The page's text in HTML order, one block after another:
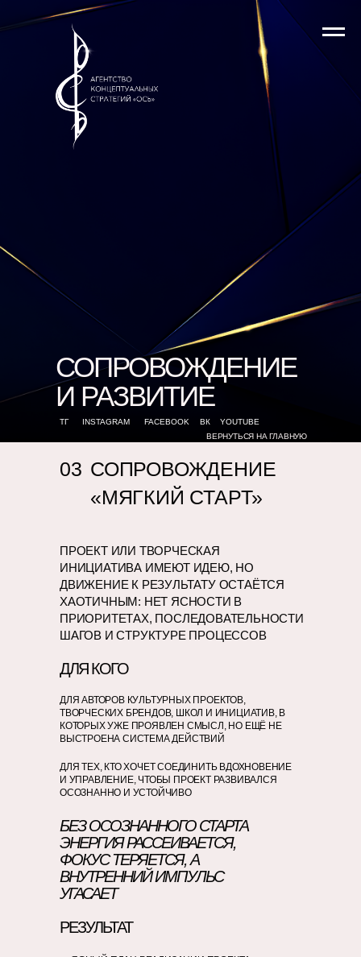
ВЕРНУТЬСЯ НА ГЛАВНУЮ
СОПРОВОЖДЕНИЕ
И РАЗВИТИЕ
FACEBOOK
INSTAGRAM
ТГ ВК YOUTUBE
СОПРОВОЖДЕНИЕ
«МЯГКИЙ СТАРТ»
03
ПРОЕКТ ИЛИ ТВОРЧЕСКАЯ
ИНИЦИАТИВА ИМЕЮТ ИДЕЮ, НО
ДВИЖЕНИЕ К РЕЗУЛЬТАТУ ОСТАЁТСЯ
ХАОТИЧНЫМ: НЕТ ЯСНОСТИ В
ПРИОРИТЕТАХ, ПОСЛЕДОВАТЕЛЬНОСТИ
ШАГОВ И СТРУКТУРЕ ПРОЦЕССОВ
БЕЗ ОСОЗНАННОГО СТАРТА
ЭНЕРГИЯ РАССЕИВАЕТСЯ,
ФОКУС ТЕРЯЕТСЯ, А
ВНУТРЕННИЙ ИМПУЛЬС
УГАСАЕТ
ДЛЯ КОГО
РЕЗУЛЬТАТ
ДЛЯ АВТОРОВ КУЛЬТУРНЫХ ПРОЕКТОВ,
ТВОРЧЕСКИХ БРЕНДОВ, ШКОЛ И ИНИЦИАТИВ, В
КОТОРЫХ УЖЕ ПРОЯВЛЕН СМЫСЛ, НО ЕЩЁ НЕ
ВЫСТРОЕНА СИСТЕМА ДЕЙСТВИЙ
ДЛЯ ТЕХ, КТО ХОЧЕТ СОЕДИНИТЬ ВДОХНОВЕНИЕ
И УПРАВЛЕНИЕ, ЧТОБЫ ПРОЕКТ РАЗВИВАЛСЯ
ОСОЗНАННО И УСТОЙЧИВО